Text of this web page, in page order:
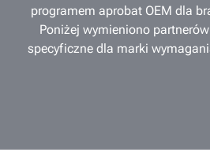
programem aprobat OEM dla
Poniżej wymieniono
specyficzne dla marki